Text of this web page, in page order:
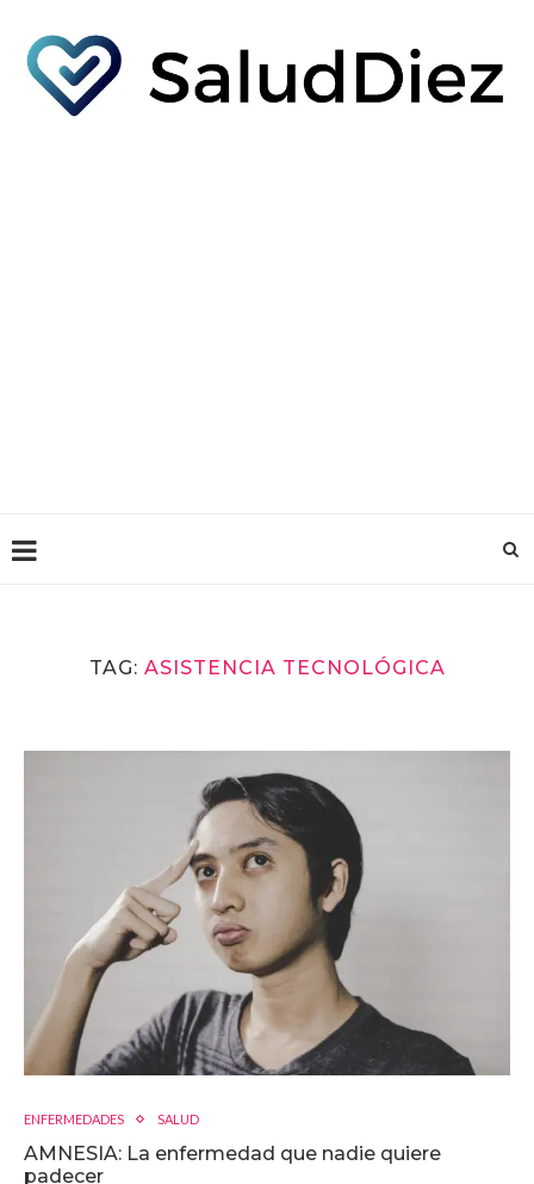
TAG: ASISTENCIA TECNOLÓGICA
ENFERMEDADES SALUD
AMNESIA: La enfermedad que nadie quiere
padecer